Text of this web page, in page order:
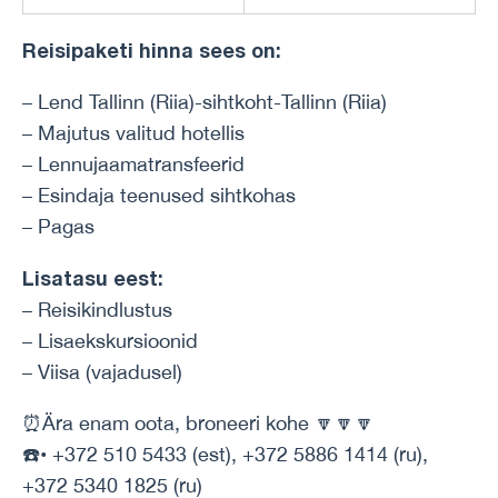
Reisipaketi hinna sees on:
– Lend Tallinn (Riia)-sihtkoht-Tallinn (Riia)
– Majutus valitud hotellis
– Lennujaamatransfeerid
– Esindaja teenused sihtkohas
– Pagas
Lisatasu eest:
– Reisikindlustus
– Lisaekskursioonid
– Viisa (vajadusel)
⏰Ära enam oota, broneeri kohe 🔽🔽🔽
☎️• +372 510 5433 (est), +372 5886 1414 (ru),
+372 5340 1825 (ru)